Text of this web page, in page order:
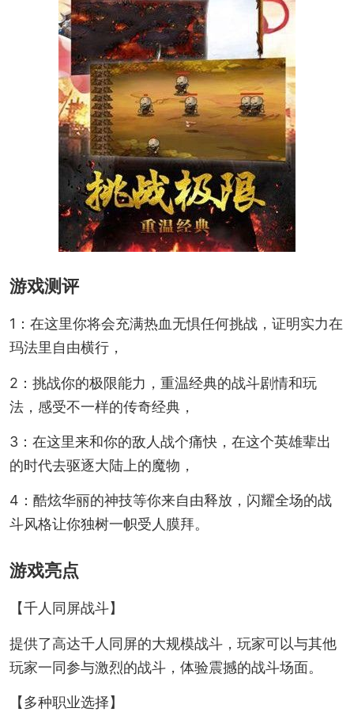
游戏测评
1：在这里你将会充满热血无惧任何挑战，证明实力在
玛法里自由横行，
2：挑战你的极限能力，重温经典的战斗剧情和玩
法，感受不一样的传奇经典，
3：在这里来和你的敌人战个痛快，在这个英雄辈出
的时代去驱逐大陆上的魔物，
4：酷炫华丽的神技等你来自由释放，闪耀全场的战
斗风格让你独树一帜受人膜拜。
游戏亮点
【千人同屏战斗】
提供了高达千人同屏的大规模战斗，玩家可以与其他
玩家一同参与激烈的战斗，体验震撼的战斗场面。
【多种职业选择】